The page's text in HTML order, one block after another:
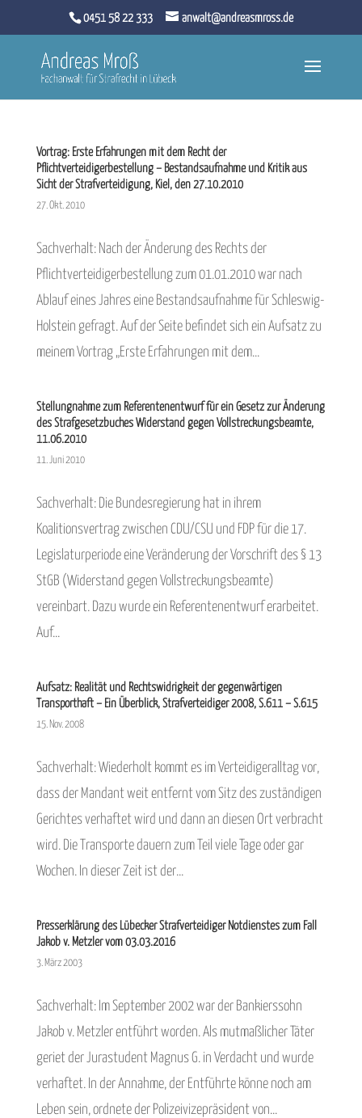
0451 58 22 333 anwalt@andreasmross.de
Vortrag: Erste Erfahrungen mit dem Recht der
Pflichtverteidigerbestellung – Bestandsaufnahme und Kritik aus
Sicht der Strafverteidigung, Kiel, den 27.10.2010
27. Okt. 2010
Sachverhalt: Nach der Änderung des Rechts der
Pflichtverteidigerbestellung zum 01.01.2010 war nach
Ablauf eines Jahres eine Bestandsaufnahme für Schleswig-
Holstein gefragt. Auf der Seite befindet sich ein Aufsatz zu
meinem Vortrag „Erste Erfahrungen mit dem...
Stellungnahme zum Referentenentwurf für ein Gesetz zur Änderung
des Strafgesetzbuches Widerstand gegen Vollstreckungsbeamte,
11.06.2010
11. Juni 2010
Sachverhalt: Die Bundesregierung hat in ihrem
Koalitionsvertrag zwischen CDU/CSU und FDP für die 17.
Legislaturperiode eine Veränderung der Vorschrift des § 13
StGB (Widerstand gegen Vollstreckungsbeamte)
vereinbart. Dazu wurde ein Referentenentwurf erarbeitet.
Auf...
Aufsatz: Realität und Rechtswidrigkeit der gegenwärtigen
Transporthaft – Ein Überblick, Strafverteidiger 2008, S.611 – S.615
15. Nov. 2008
Sachverhalt: Wiederholt kommt es im Verteidigeralltag vor,
dass der Mandant weit entfernt vom Sitz des zuständigen
Gerichtes verhaftet wird und dann an diesen Ort verbracht
wird. Die Transporte dauern zum Teil viele Tage oder gar
Wochen. In dieser Zeit ist der...
Presserklärung des Lübecker Strafverteidiger Notdienstes zum Fall
Jakob v. Metzler vom 03.03.2016
3. März 2003
Sachverhalt: Im September 2002 war der Bankierssohn
Jakob v. Metzler entführt worden. Als mutmaßlicher Täter
geriet der Jurastudent Magnus G. in Verdacht und wurde
verhaftet. In der Annahme, der Entführte könne noch am
Leben sein, ordnete der Polizeivizepräsident von...